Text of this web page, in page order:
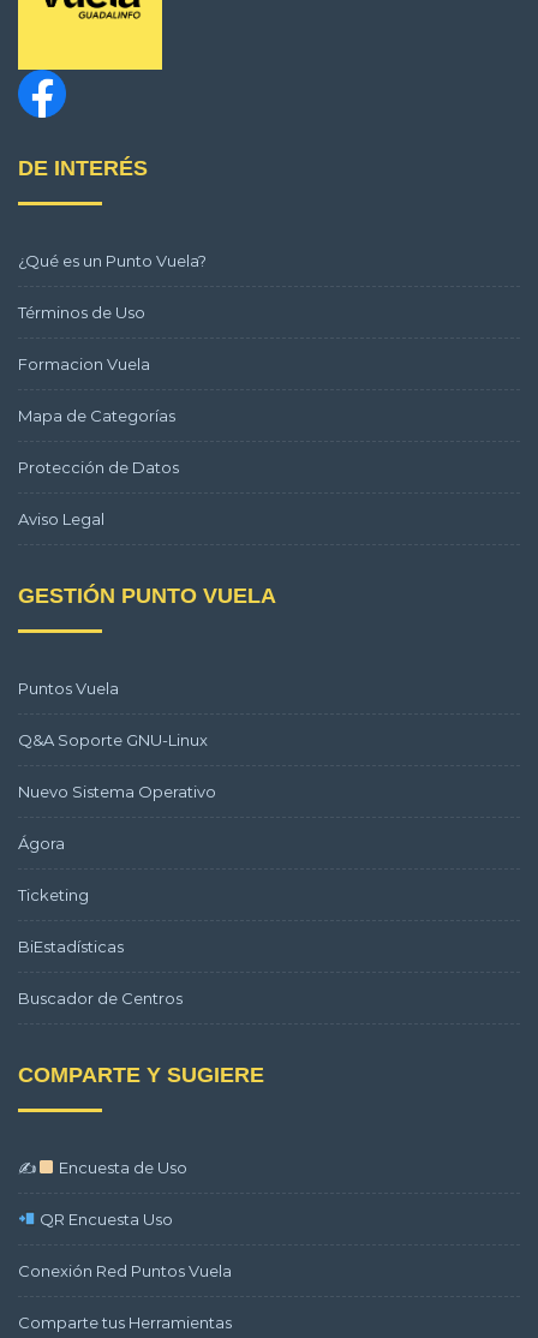
DE INTERÉS
¿Qué es un Punto Vuela?
Términos de Uso
Formacion Vuela
Mapa de Categorías
Protección de Datos
Aviso Legal
GESTIÓN PUNTO VUELA
Puntos Vuela
Q&A Soporte GNU-Linux
Nuevo Sistema Operativo
Ágora
Ticketing
BiEstadísticas
Buscador de Centros
COMPARTE Y SUGIERE
✍ Encuesta de Uso
QR Encuesta Uso
Conexión Red Puntos Vuela
Comparte tus Herramientas